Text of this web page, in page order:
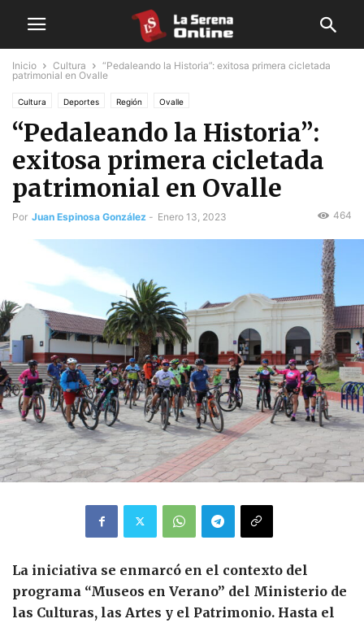
Inicio Cultura
“Pedaleando la Historia”: exitosa primera cicletada
patrimonial en Ovalle
Cultura Deportes Región Ovalle
“Pedaleando la Historia”:
exitosa primera cicletada
patrimonial en Ovalle
Por Juan Espinosa González - Enero 13, 2023 464
La iniciativa se enmarcó en el contexto del
programa “Museos en Verano” del Ministerio de
las Culturas, las Artes y el Patrimonio. Hasta el